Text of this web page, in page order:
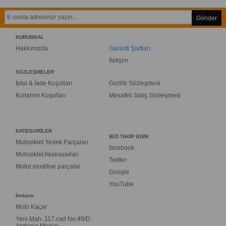
Gönder
KURUMSAL
Hakkımızda
Garanti Şartları
İletişim
SÖZLEŞMELER
İptal & İade Koşulları
Kullanım Koşulları
Gizlilik Sözleşmesi
Mesafeli Satış Sözleşmesi
KATEGORİLER
Motosiklet Yedek Parçaları
Motosiklet Aksesuarları
Motor modifiye parçalar
BİZİ TAKİP EDİN
facebook.
Twitter
Google
YouTube
İletişim
Moto Kaçar
Yeni Mah. 117.cad No:49/D